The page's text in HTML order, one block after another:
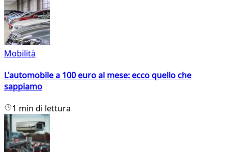
Mobilità
L'automobile a 100 euro al mese: ecco quello che
sappiamo
1 min di lettura